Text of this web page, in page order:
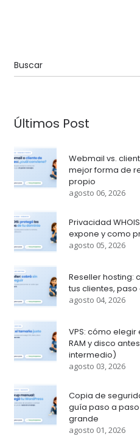
Últimos Post
Webmail vs.
mejor forma de
propio
agosto 06, 2026
Privacidad
expone y como
agosto 05, 2026
Reseller hosting:
tus clientes, paso
agosto 04, 2026
VPS: cómo
RAM y disco
intermedio)
agosto 03, 2026
Copia de
guía paso a
grande
agosto 01, 2026